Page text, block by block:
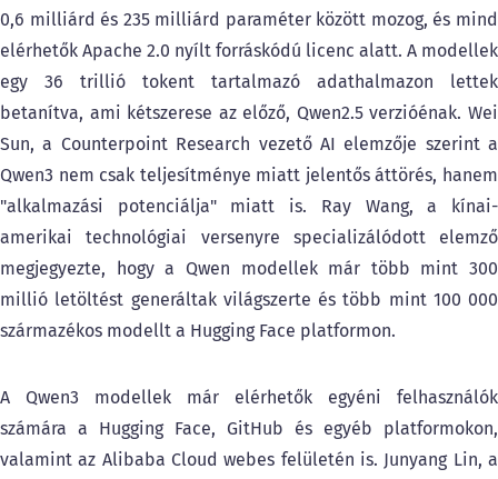
0,6 milliárd és 235 milliárd paraméter között mozog, és mind
elérhetők Apache 2.0 nyílt forráskódú licenc alatt. A modellek
egy 36 trillió tokent tartalmazó adathalmazon lettek
betanítva, ami kétszerese az előző, Qwen2.5 verzióénak. Wei
Sun, a Counterpoint Research vezető AI elemzője szerint a
Qwen3 nem csak teljesítménye miatt jelentős áttörés, hanem
"alkalmazási potenciálja" miatt is. Ray Wang, a kínai-
amerikai technológiai versenyre specializálódott elemző
megjegyezte, hogy a Qwen modellek már több mint 300
millió letöltést generáltak világszerte és több mint 100 000
származékos modellt a Hugging Face platformon.
A Qwen3 modellek már elérhetők egyéni felhasználók
számára a Hugging Face, GitHub és egyéb platformokon,
valamint az Alibaba Cloud webes felületén is. Junyang Lin, a